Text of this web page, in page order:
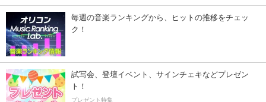
毎週の音楽ランキングから、ヒットの推移をチェッ
ク！
試写会、登壇イベント、サインチェキなどプレゼン
ト！
プレゼント特集